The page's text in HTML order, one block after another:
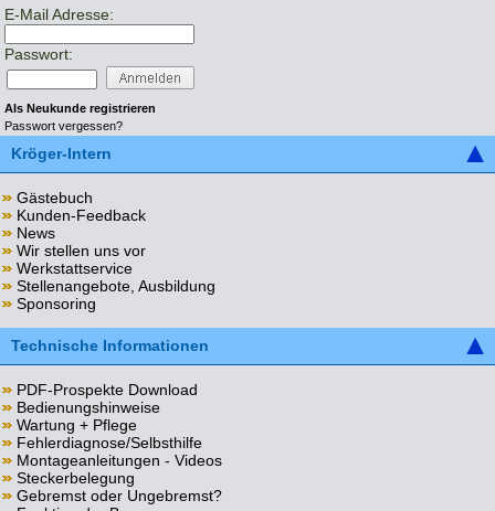
E-Mail Adresse:
Passwort:
Als Neukunde registrieren
Passwort vergessen?
Kröger-Intern
Gästebuch
Kunden-Feedback
News
Wir stellen uns vor
Werkstattservice
Stellenangebote, Ausbildung
Sponsoring
Technische Informationen
PDF-Prospekte Download
Bedienungshinweise
Wartung + Pflege
Fehlerdiagnose/Selbsthilfe
Montageanleitungen - Videos
Steckerbelegung
Gebremst oder Ungebremst?